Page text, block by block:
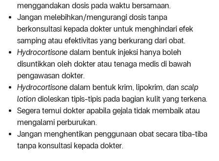
menggandakan dosis pada waktu bersamaan.
Jangan melebihkan/mengurangi dosis tanpa
berkonsultasi kepada dokter untuk menghindari efek
samping atau efektivitas yang berkurang dari obat.
Hydrocortisone dalam bentuk injeksi hanya boleh
disuntikkan oleh dokter atau tenaga medis di bawah
pengawasan dokter.
Hydrocortisone dalam bentuk krim, lipokrim, dan scalp
lotion dioleskan tipis-tipis pada bagian kulit yang terkena.
Segera temui dokter apabila gejala tidak membaik atau
mengalami perburukan.
Jangan menghentikan penggunaan obat secara tiba-tiba
tanpa konsultasi kepada dokter.